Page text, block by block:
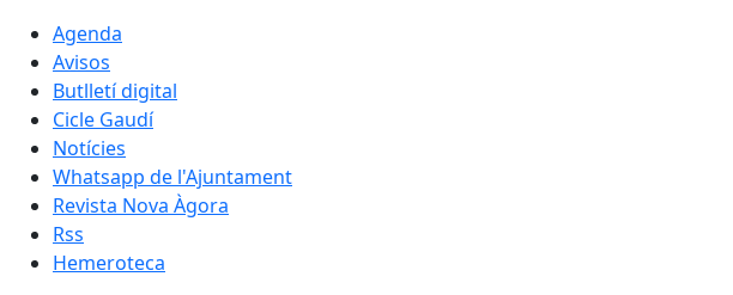
Agenda
Avisos
Butlletí digital
Cicle Gaudí
Notícies
Whatsapp de l'Ajuntament
Revista Nova Àgora
Rss
Hemeroteca